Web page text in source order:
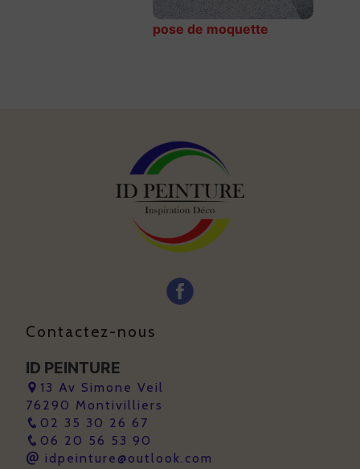
pose de moquette
Contactez-nous
ID PEINTURE
13 Av Simone Veil
76290 Montivilliers
02 35 30 26 67
06 20 56 53 90
idpeinture@outlook.com